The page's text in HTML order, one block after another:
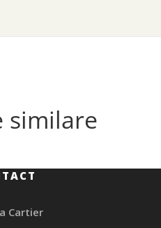
similare
Cartier